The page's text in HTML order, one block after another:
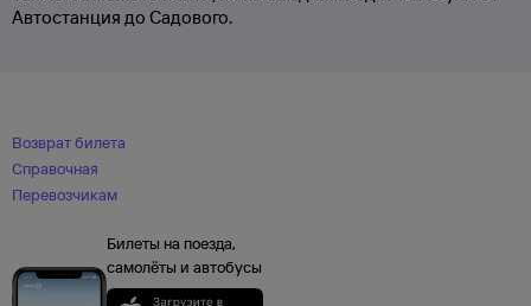
Автостанция до Садового.
Возврат билета
Справочная
Перевозчикам
Билеты на поезда,
самолёты и автобусы